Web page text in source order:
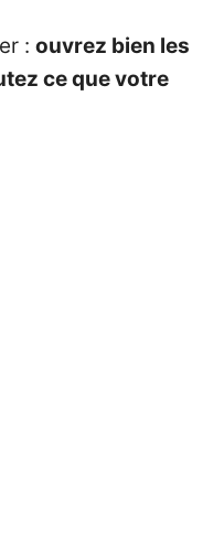
: ouvrez bien les
ce que votre